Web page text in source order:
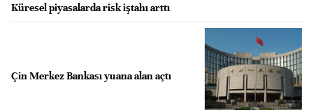
Küresel piyasalarda risk iştahı arttı
Çin Merkez Bankası yuana alan açtı